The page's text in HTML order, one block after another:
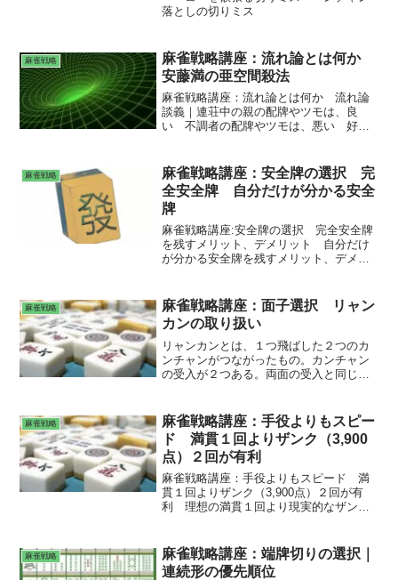
落としの切りミス
麻雀戦略
麻雀戦略講座：流れ論とは何か
安藤満の亜空間殺法
麻雀戦略講座：流れ論とは何か 流れ論
談義｜連荘中の親の配牌やツモは、良
い 不調者の配牌やツモは、悪い 好調
れがあるのは、多くの人が感じている
日本プロ麻雀連盟所属の故安藤満プロの
亜空間殺法
麻雀戦略
麻雀戦略講座：安全牌の選択 完
全安全牌 自分だけが分かる安全
牌
麻雀戦略講座:安全牌の選択 完全安全牌
を残すメリット、デメリット 自分だけ
が分かる安全牌を残すメリット、デメリ
麻雀戦略
麻雀戦略講座：面子選択 リャン
カンの取り扱い
リャンカンとは、１つ飛ばした２つのカ
ンチャンがつながったもの。カンチャン
の受入が２つある。両面の受入と同じ２
「三萬」がドラならば、リャンカンの渡
りが重要になる。奇数牌の一三五のリャ
ンカンを優先したい。偶数牌の二四六よ
り、奇数牌の一三五のリャンカンを優先
したい。リャンカンを切った方がよい場
合は、ドラ面子がある時、ポン材がある
時。
麻雀戦略
麻雀戦略講座：手役よりもスピー
ド 満貫１回よりザンク（3,900
点）２回が有利
麻雀戦略講座：手役よりもスピード 満
貫１回よりザンク（3,900点）２回が有
利 理想の満貫１回より現実的なザンク
麻雀戦略
麻雀戦略講座：端牌切りの選択｜
連続形の優先順位